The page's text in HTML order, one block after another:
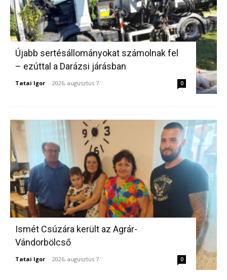
Újabb sertésállományokat számolnak fel
– ezúttal a Darázsi járásban
Tatai Igor - 2026, augusztus 7. 0
Ismét Csúzára került az Agrár-
Vándorbölcső
Tatai Igor - 2026, augusztus 7. 0